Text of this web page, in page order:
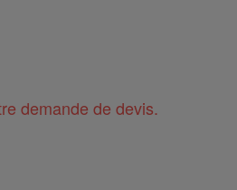
demande de devis.